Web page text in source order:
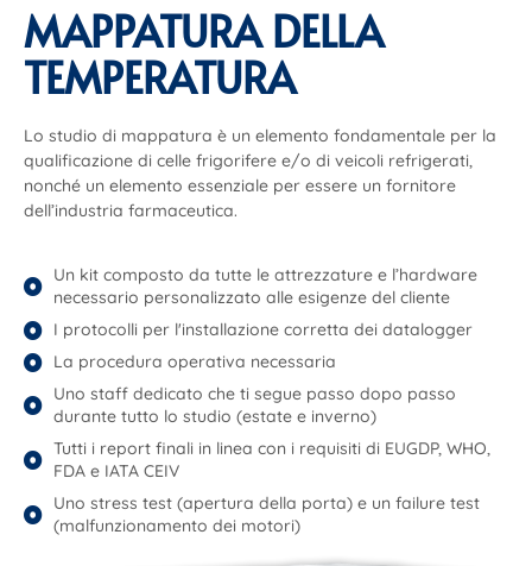
MAPPATURA DELLA
TEMPERATURA
Lo studio di mappatura è un elemento fondamentale per la
qualificazione di celle frigorifere e/o di veicoli refrigerati,
nonché un elemento essenziale per essere un fornitore
dell’industria farmaceutica.
Un kit composto da tutte le attrezzature e l’hardware
necessario personalizzato alle esigenze del cliente
I protocolli per l'installazione corretta dei datalogger
La procedura operativa necessaria
Uno staff dedicato che ti segue passo dopo passo
durante tutto lo studio (estate e inverno)
Tutti i report finali in linea con i requisiti di EUGDP, WHO,
FDA e IATA CEIV
Uno stress test (apertura della porta) e un failure test
(malfunzionamento dei motori)